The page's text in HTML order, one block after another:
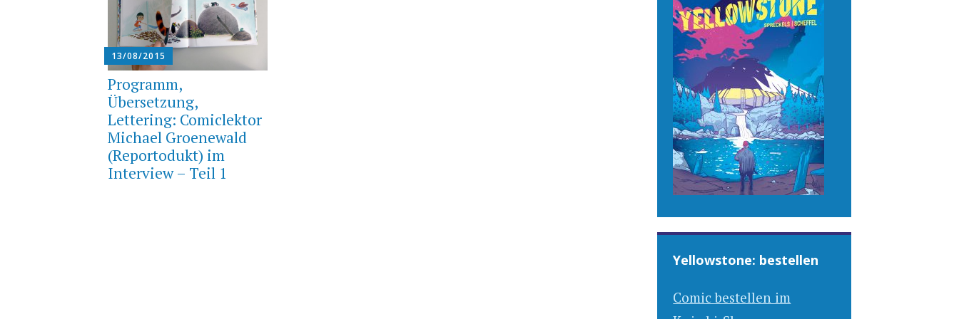
13/08/2015
Programm,
Übersetzung,
Lettering: Comiclektor
Michael Groenewald
(Reportodukt) im
Interview – Teil 1
Yellowstone: bestellen
Comic bestellen im